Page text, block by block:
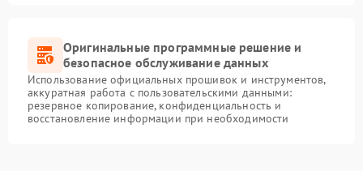
Оригинальные программные решение и
безопасное обслуживание данных
Использование официальных прошивок и инструментов,
аккуратная работа с пользовательскими данными:
резервное копирование, конфиденциальность и
восстановление информации при необходимости